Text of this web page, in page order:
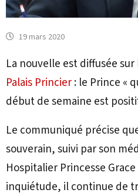
19 mars 2020
La nouvelle est diffusée sur
Palais Princier: le Prince «
début de semaine est
Le communiqué précise
souverain, suivi par son
Hospitalier Princesse
inquiétude, il continue de